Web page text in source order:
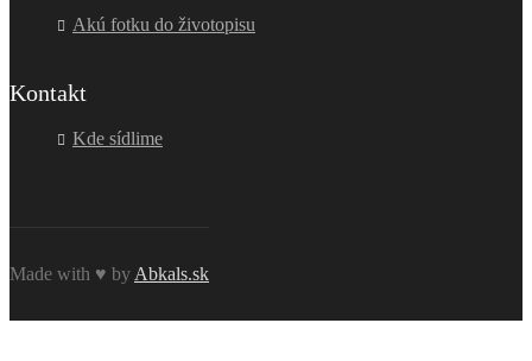
Akú fotku do životopisu
Kontakt
Kde sídlime
Made with ♥ by Abkals.sk